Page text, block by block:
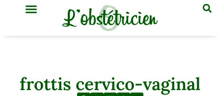
frottis cervico-vaginal